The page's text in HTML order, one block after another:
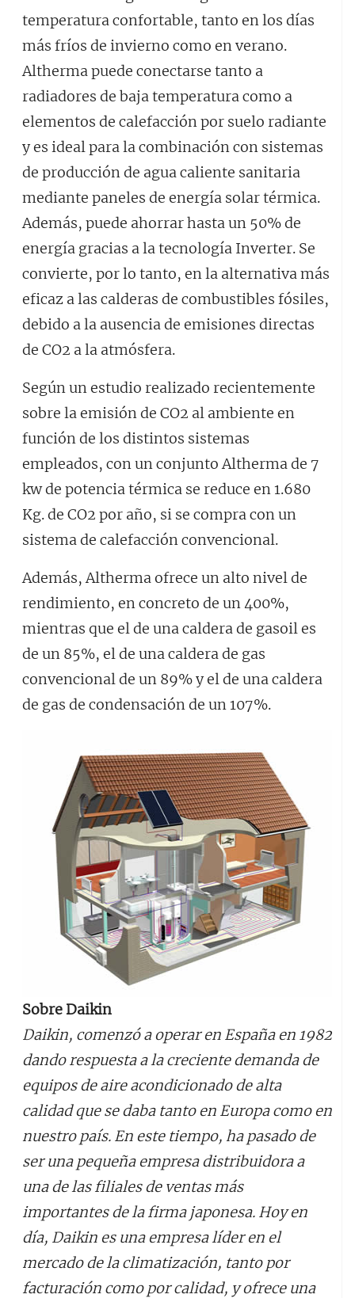
temperatura confortable, tanto en los días
más fríos de invierno como en verano.
Altherma puede conectarse tanto a
radiadores de baja temperatura como a
elementos de calefacción por suelo radiante
y es ideal para la combinación con sistemas
de producción de agua caliente sanitaria
mediante paneles de energía solar térmica.
Además, puede ahorrar hasta un 50% de
energía gracias a la tecnología Inverter. Se
convierte, por lo tanto, en la alternativa más
eficaz a las calderas de combustibles fósiles,
debido a la ausencia de emisiones directas
de CO2 a la atmósfera.
Según un estudio realizado recientemente
sobre la emisión de CO2 al ambiente en
función de los distintos sistemas
empleados, con un conjunto Altherma de 7
kw de potencia térmica se reduce en 1.680
Kg. de CO2 por año, si se compra con un
sistema de calefacción convencional.
Además, Altherma ofrece un alto nivel de
rendimiento, en concreto de un 400%,
mientras que el de una caldera de gasoil es
de un 85%, el de una caldera de gas
convencional de un 89% y el de una caldera
de gas de condensación de un 107%.
Sobre Daikin
Daikin, comenzó a operar en España en 1982
dando respuesta a la creciente demanda de
equipos de aire acondicionado de alta
calidad que se daba tanto en Europa como en
nuestro país. En este tiempo, ha pasado de
ser una pequeña empresa distribuidora a
una de las filiales de ventas más
importantes de la firma japonesa. Hoy en
día, Daikin es una empresa líder en el
mercado de la climatización, tanto por
facturación como por calidad, y ofrece una